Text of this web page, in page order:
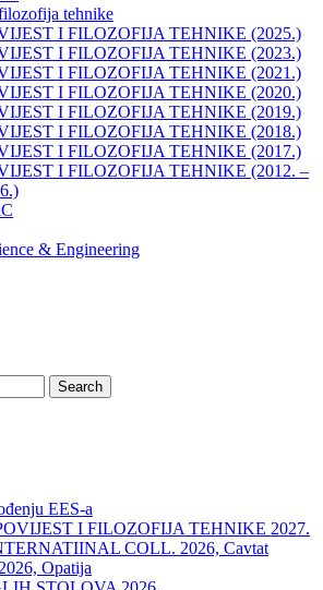
tehnike
I FILOZOFIJA TEHNIKE (2025.)
I FILOZOFIJA TEHNIKE (2023.)
I FILOZOFIJA TEHNIKE (2021.)
I FILOZOFIJA TEHNIKE (2020.)
I FILOZOFIJA TEHNIKE (2019.)
I FILOZOFIJA TEHNIKE (2018.)
I FILOZOFIJA TEHNIKE (2017.)
I FILOZOFIJA TEHNIKE (2012. –
& Engineering
Search
EES-a
I FILOZOFIJA TEHNIKE 2027.
COLL. 2026, Cavtat
Opatija